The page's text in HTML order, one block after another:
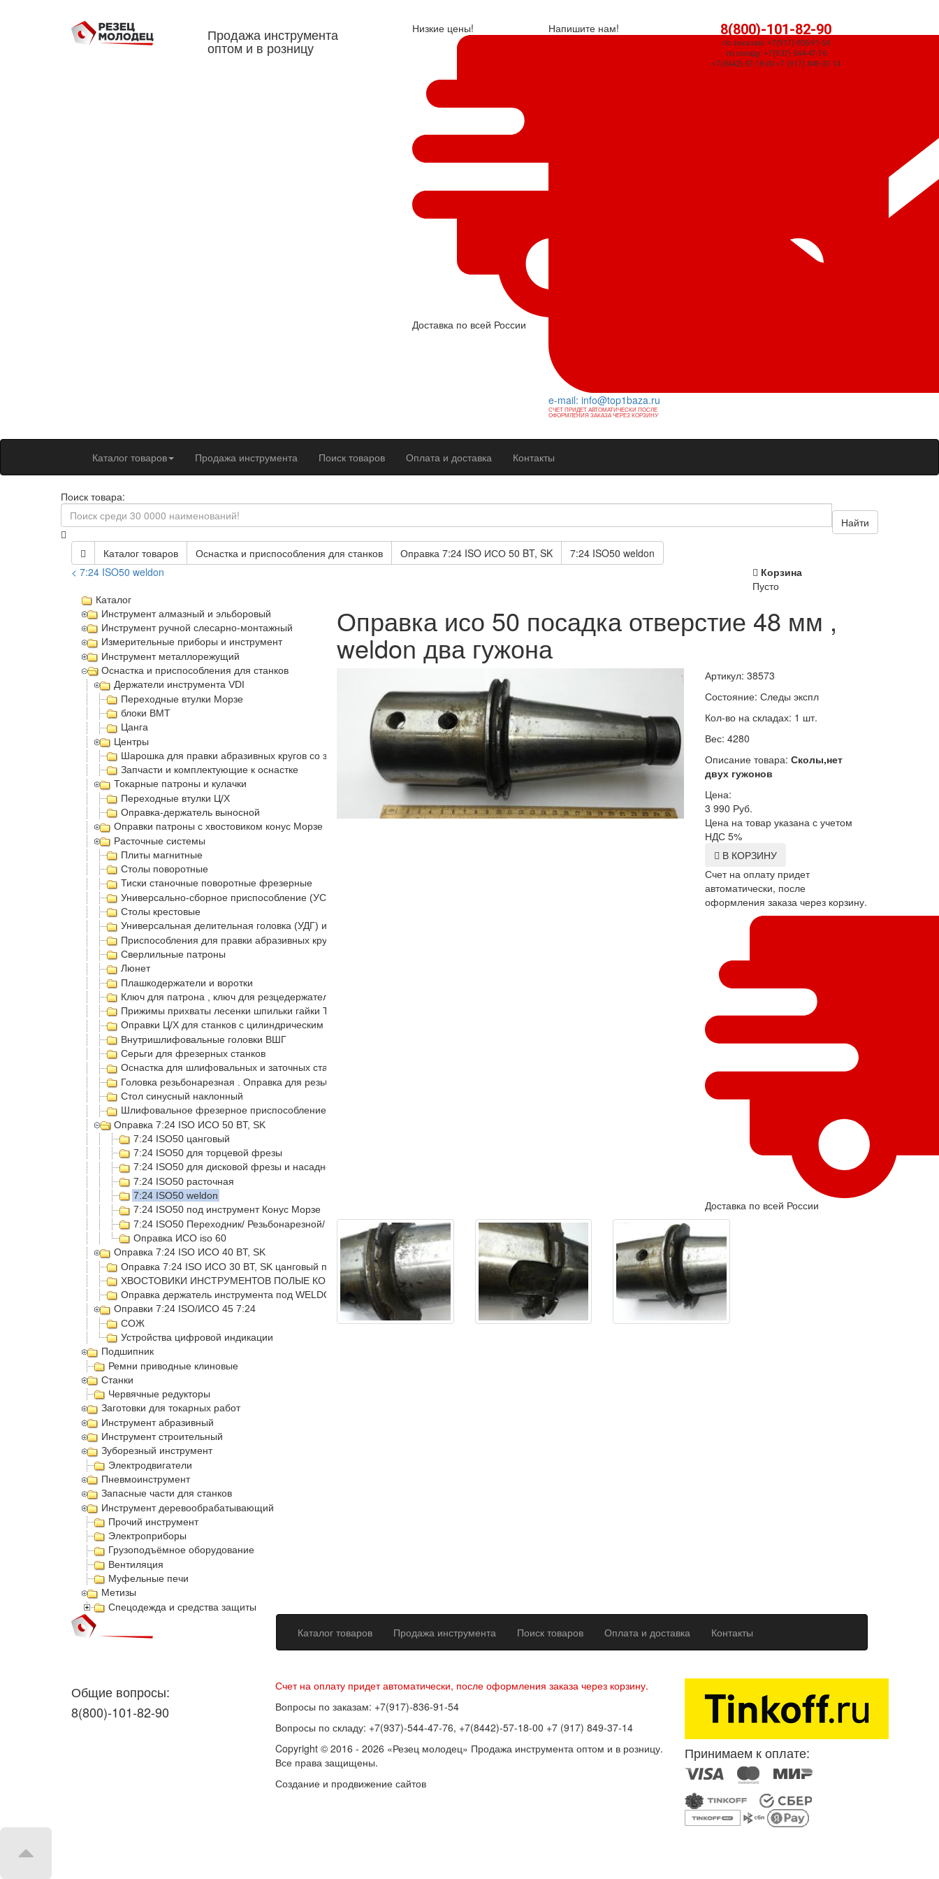
Продажа инструмента
оптом и в розницу
Низкие цены!
Доставка по всей России
Напишите нам!
e-mail: info@top1baza.ru
СЧЕТ ПРИДЕТ АВТОМАТИЧЕСКИ ПОСЛЕ
ОФОРМЛЕНИЯ ЗАКАЗА ЧЕРЕЗ КОРЗИНУ
8(800)-101-82-90
по заказам: +7(917)-836-91-54
по складу: +7(937)-544-47-76
+7(8442)-57-18-00 +7 (917) 849-37-14
Каталог товаров Продажа инструмента Поиск товаров Оплата и доставка Контакты
Поиск товара:
Найти
Каталог товаров Оснастка и приспособления для станков Оправка 7:24 ISO ИСО 50 BT, SK
7:24 ISO50 weldon
< 7:24 ISO50 weldon
Корзина
Пусто
Каталог
Инструмент алмазный и эльборовый
Инструмент ручной слесарно-монтажный
Измерительные приборы и инструмент
Инструмент металлорежущий
Оснастка и приспособления для станков
Держатели инструмента VDI
Переходные втулки Морзе
блоки BMT
Цанга
Центры
Шарошка для правки абразивных кругов со звездочками
Запчасти и комплектующие к оснастке
Токарные патроны и кулачки
Переходные втулки Ц/Х
Оправка-держатель выносной
Оправки патроны с хвостовиком конус Морзе
Расточные системы
Плиты магнитные
Столы поворотные
Тиски станочные поворотные фрезерные
Универсально-сборное приспособление (УСП)
Столы крестовые
Универсальная делительная головка (УДГ) и бабки
Приспособления для правки абразивных кругов ДО-75 ДО-40
Сверлильные патроны
Люнет
Плашкодержатели и воротки
Ключ для патрона , ключ для резцедержателя
Прижимы прихваты лесенки шпильки гайки Т образные гайки для фрезерных пазов гайки с буртиком
Оправки Ц/Х для станков с цилиндрическим хвостовиком
Внутришлифовальные головки ВШГ
Серьги для фрезерных станков
Оснастка для шлифовальных и заточных станков
Головка резьбонарезная . Оправка для резьбонарезной головки патрон резьбонарезной
Стол синусный наклонный
Шлифовальное фрезерное приспособление для токарного станка
Оправка 7:24 ISO ИСО 50 BT, SK
7:24 ISO50 цанговый
7:24 ISO50 для торцевой фрезы
7:24 ISO50 для дисковой фрезы и насадного инструмента
7:24 ISO50 расточная
7:24 ISO50 weldon
7:24 ISO50 под инструмент Конус Морзе
7:24 ISO50 Переходник/ Резьбонарезной/ Контрольная
Оправка ИСО iso 60
Оправка 7:24 ISO ИСО 40 BT, SK
Оправка 7:24 ISO ИСО 30 BT, SK цанговый патрон
ХВОСТОВИКИ ИНСТРУМЕНТОВ ПОЛЫЕ КОНИЧЕСКИЕ (HSK)
Оправка держатель инструмента под WELDON
Оправки 7:24 ISO/ИСО 45 7:24
СОЖ
Устройства цифровой индикации
Подшипник
Ремни приводные клиновые
Станки
Червячные редукторы
Заготовки для токарных работ
Инструмент абразивный
Инструмент строительный
Зуборезный инструмент
Электродвигатели
Пневмоинструмент
Запасные части для станков
Инструмент деревообрабатывающий
Прочий инструмент
Электроприборы
Грузоподъёмное оборудование
Вентиляция
Муфельные печи
Метизы
Спецодежда и средства защиты
Оправка исо 50 посадка отверстие 48 мм ,
weldon два гужона
Артикул: 38573
Состояние: Следы экспл
Кол-во на складах: 1 шт.
Вес: 4280
Описание товара: Сколы,нет
двух гужонов
Цена:
3 990 Руб.
Цена на товар указана с учетом
НДС 5%
В КОРЗИНУ
Счет на оплату придет
автоматически, после
оформления заказа через корзину.
Доставка по всей России
Каталог товаров Продажа инструмента Поиск товаров Оплата и доставка Контакты
Общие вопросы:
8(800)-101-82-90
Счет на оплату придет автоматически, после оформления заказа через корзину.
Вопросы по заказам: +7(917)-836-91-54
Вопросы по складу: +7(937)-544-47-76, +7(8442)-57-18-00 +7 (917) 849-37-14
Copyright © 2016 - 2026 «Резец молодец» Продажа инструмента оптом и в розницу.
Все права защищены.
Создание и продвижение сайтов
Принимаем к оплате: